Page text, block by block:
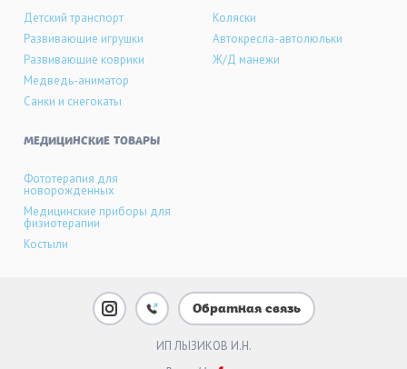
Детский транспорт
Развивающие игрушки
Развивающие коврики
Медведь-аниматор
Санки и снегокаты
Коляски
Автокресла-автолюльки
Ж/Д манежи
МЕДИЦИНСКИЕ ТОВАРЫ
Фототерапия для
новорожденных
Медицинские приборы для
физиотерапии
Костыли
Обратная связь
ИП ЛЫЗИКОВ И.Н.